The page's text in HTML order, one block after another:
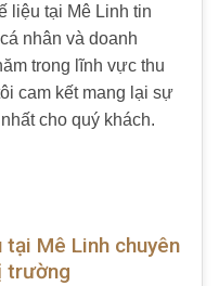
liệu tại Mê Linh tin
nhân và doanh
trong lĩnh vực thu
cam kết mang lại sự
cho quý khách.
tại Mê Linh chuyên
trường